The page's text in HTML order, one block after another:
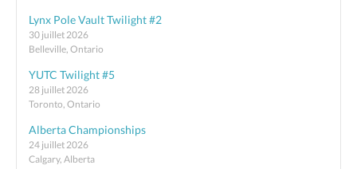
Lynx Pole Vault Twilight #2
30 juillet 2026
Belleville, Ontario
YUTC Twilight #5
28 juillet 2026
Toronto, Ontario
Alberta Championships
24 juillet 2026
Calgary, Alberta